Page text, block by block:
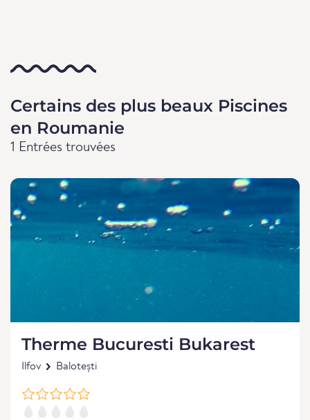
Certains des plus beaux Piscines
en Roumanie
1 Entrées trouvées
Therme Bucuresti Bukarest
Ilfov Balotești